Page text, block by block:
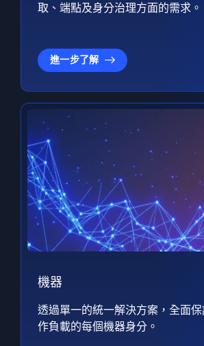
取、端點及身分治理方面的需求。
進一步了解
機器
透過單一的統一解決方案，全面
作負載的每個機器身分。